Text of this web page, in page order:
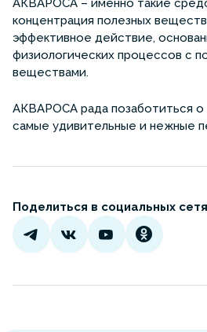
АКВАРОСА – именно такие
концентрация полезных
эффективное действие,
физиологических процессов с
веществами.
АКВАРОСА рада позаботиться о
самые удивительные и нежные
Поделиться в социальных